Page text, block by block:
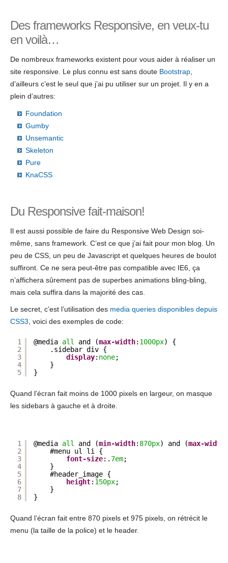
Des frameworks Responsive, en veux-tu
en voilà…
De nombreux frameworks existent pour vous aider à réaliser un
site responsive. Le plus connu est sans doute Bootstrap,
d’ailleurs c’est le seul que j’ai pu utiliser sur un projet. Il y en a
plein d’autres:
Foundation
Gumby
Unsemantic
Skeleton
Pure
KnaCSS
Du Responsive fait-maison!
Il est aussi possible de faire du Responsive Web Design soi-
même, sans framework. C’est ce que j’ai fait pour mon blog. Un
peu de CSS, un peu de Javascript et quelques heures de boulot
suffiront. Ce ne sera peut-être pas compatible avec IE6, ça
n’affichera sûrement pas de superbes animations bling-bling,
mais cela suffira dans la majorité des cas.
Le secret, c’est l’utilisation des media queries disponibles depuis
CSS3, voici des exemples de code:
1
2
3
4
5
@media all and (max-width: 1000px) {
.sidebar div {
display: none;
}
}
Quand l’écran fait moins de 1000 pixels en largeur, on masque
les sidebars à gauche et à droite.
1
2
3
4
5
6
7
8
@media all and (min-width: 870px) and (max-width
#menu ul li {
font-size:. 7em;
}
#header_image {
height: 150px;
}
}
Quand l’écran fait entre 870 pixels et 975 pixels, on rétrécit le
menu (la taille de la police) et le header.